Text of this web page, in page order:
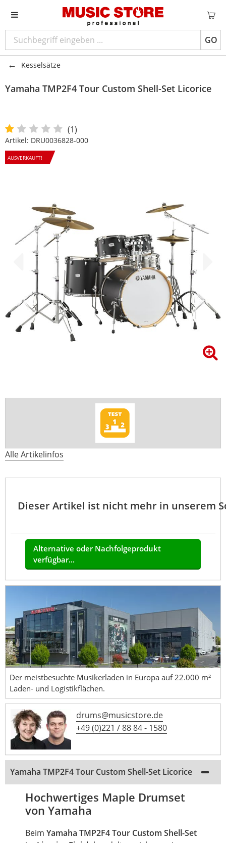
GO
Kesselsätze
Yamaha TMP2F4 Tour Custom Shell-Set Licorice
(1)
Artikel: DRU0036828-000
AUSVERKAUFT!
Alle Artikelinfos
Dieser Artikel ist nicht mehr in unserem
Alternative oder Nachfolgeprodukt
verfügbar...
Der meistbesuchte Musikerladen in Europa auf 22.000 m²
Laden- und Logistikflächen.
drums@musicstore.de
+49 (0)221 / 88 84 - 1580
Yamaha TMP2F4 Tour Custom Shell-Set Licorice
Hochwertiges Maple Drumset
von Yamaha
Beim Yamaha TMP2F4 Tour Custom Shell-Set